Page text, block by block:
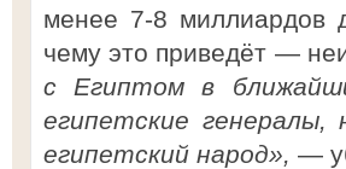
менее 7-8 миллиардов
чему это приведёт —
с Египтом в
египетские
египетский народ», —